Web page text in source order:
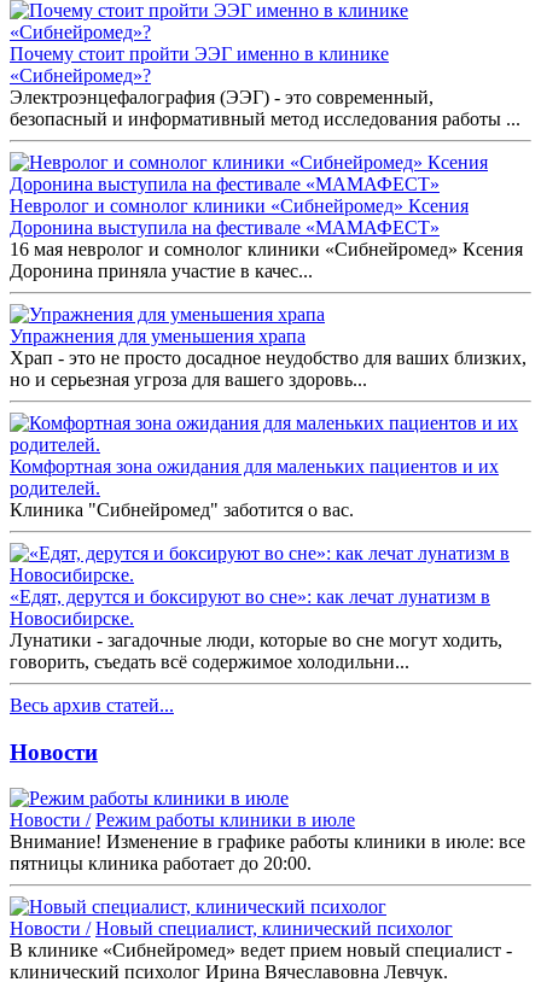
Почему стоит пройти ЭЭГ именно в клинике
«Сибнейромед»?
Электроэнцефалография (ЭЭГ) - это современный,
безопасный и информативный метод исследования работы ...
Невролог и сомнолог клиники «Сибнейромед» Ксения
Доронина выступила на фестивале «МАМАФЕСТ»
16 мая невролог и сомнолог клиники «Сибнейромед» Ксения
Доронина приняла участие в качес...
Упражнения для уменьшения храпа
Храп - это не просто досадное неудобство для ваших близких,
но и серьезная угроза для вашего здоровь...
Комфортная зона ожидания для маленьких пациентов и их
родителей.
Клиника "Сибнейромед" заботится о вас.
«Едят, дерутся и боксируют во сне»: как лечат лунатизм в
Новосибирске.
Лунатики - загадочные люди, которые во сне могут ходить,
говорить, съедать всё содержимое холодильни...
Весь архив статей...
Новости
Новости / Режим работы клиники в июле
Внимание! Изменение в графике работы клиники в июле: все
пятницы клиника работает до 20:00.
Новости / Новый специалист, клинический психолог
В клинике «Сибнейромед» ведет прием новый специалист -
клинический психолог Ирина Вячеславовна Левчук.